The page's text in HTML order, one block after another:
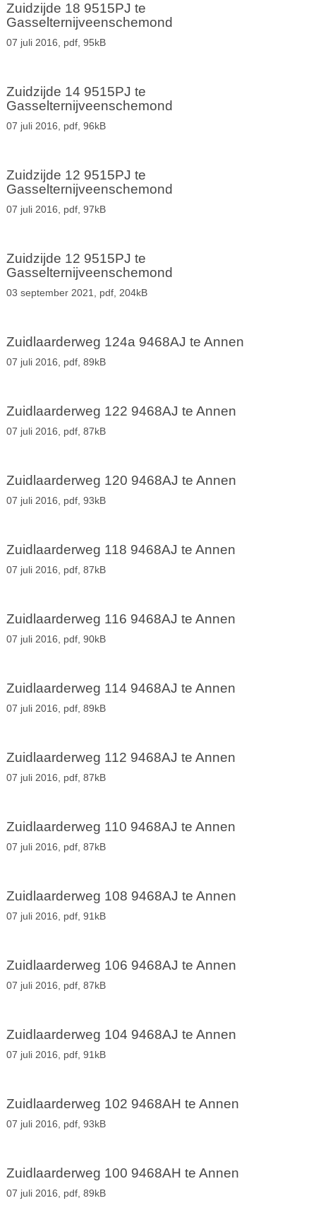
Zuidzijde 18 9515PJ te
Gasselternijveenschemond
07 juli 2016, pdf, 95kB
Zuidzijde 14 9515PJ te
Gasselternijveenschemond
07 juli 2016, pdf, 96kB
Zuidzijde 12 9515PJ te
Gasselternijveenschemond
07 juli 2016, pdf, 97kB
Zuidzijde 12 9515PJ te
Gasselternijveenschemond
03 september 2021, pdf, 204kB
Zuidlaarderweg 124a 9468AJ te Annen
07 juli 2016, pdf, 89kB
Zuidlaarderweg 122 9468AJ te Annen
07 juli 2016, pdf, 87kB
Zuidlaarderweg 120 9468AJ te Annen
07 juli 2016, pdf, 93kB
Zuidlaarderweg 118 9468AJ te Annen
07 juli 2016, pdf, 87kB
Zuidlaarderweg 116 9468AJ te Annen
07 juli 2016, pdf, 90kB
Zuidlaarderweg 114 9468AJ te Annen
07 juli 2016, pdf, 89kB
Zuidlaarderweg 112 9468AJ te Annen
07 juli 2016, pdf, 87kB
Zuidlaarderweg 110 9468AJ te Annen
07 juli 2016, pdf, 87kB
Zuidlaarderweg 108 9468AJ te Annen
07 juli 2016, pdf, 91kB
Zuidlaarderweg 106 9468AJ te Annen
07 juli 2016, pdf, 87kB
Zuidlaarderweg 104 9468AJ te Annen
07 juli 2016, pdf, 91kB
Zuidlaarderweg 102 9468AH te Annen
07 juli 2016, pdf, 93kB
Zuidlaarderweg 100 9468AH te Annen
07 juli 2016, pdf, 89kB